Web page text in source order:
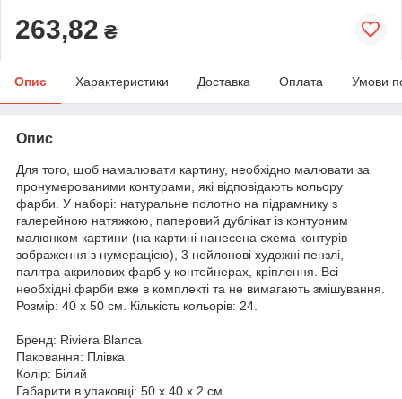
263,82 ₴
Опис Характеристики Доставка Оплата Умови
Опис
Для того, щоб намалювати картину, необхідно малювати за
пронумерованими контурами, які відповідають кольору
фарби. У наборі: натуральне полотно на підрамнику з
галерейною натяжкою, паперовий дублікат із контурним
малюнком картини (на картині нанесена схема контурів
зображення з нумерацією), 3 нейлонові художні пензлі,
палітра акрилових фарб у контейнерах, кріплення. Всі
необхідні фарби вже в комплекті та не вимагають змішування.
Розмір: 40 х 50 см. Кількість кольорів: 24.
Бренд: Riviera Blanca
Паковання: Плівка
Колір: Білий
Габарити в упаковці: 50 x 40 x 2 см